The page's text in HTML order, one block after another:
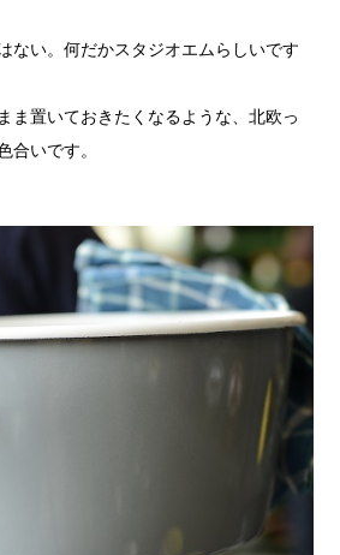
ない。何だかスタジオエムらしいです
ま置いておきたくなるような、北欧っ
合いです。